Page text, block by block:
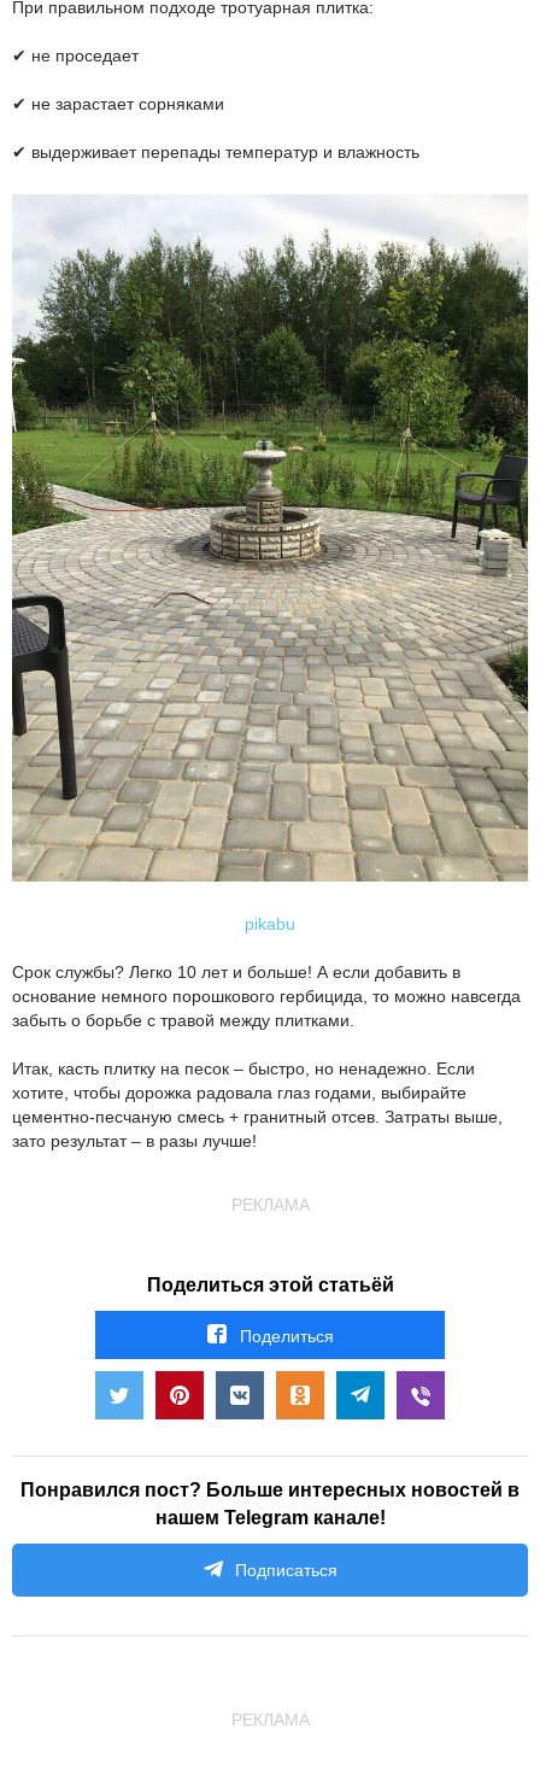
При правильном подходе тротуарная плитка:
✔ не проседает
✔ не зарастает сорняками
✔ выдерживает перепады температур и влажность
pikabu
Срок службы? Легко 10 лет и больше! А если добавить в
основание немного порошкового гербицида, то можно навсегда
забыть о борьбе с травой между плитками.
Итак, касть плитку на песок – быстро, но ненадежно. Если
хотите, чтобы дорожка радовала глаз годами, выбирайте
цементно-песчаную смесь + гранитный отсев. Затраты выше,
зато результат – в разы лучше!
РЕКЛАМА
Поделиться этой статьёй
Поделиться
Понравился пост? Больше интересных новостей в
нашем Telegram канале!
Подписаться
РЕКЛАМА